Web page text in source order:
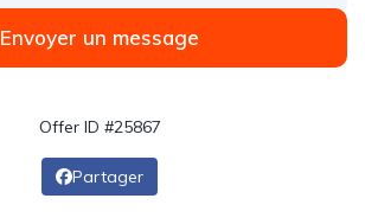
Envoyer un message
Offer ID #25867
Partager